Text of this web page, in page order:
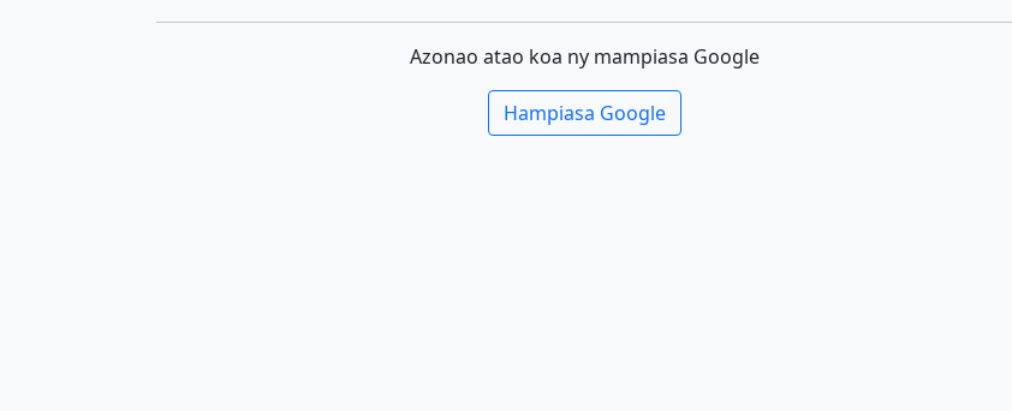
Azonao atao koa ny mampiasa Google
Hampiasa Google